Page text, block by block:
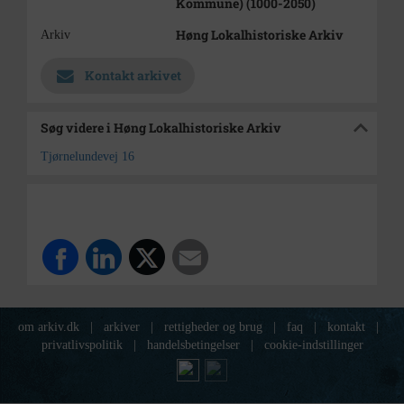
Arkiv Høng Lokalhistoriske Arkiv
Kontakt arkivet
Søg videre i Høng Lokalhistoriske Arkiv
Tjørnelundevej 16
om arkiv.dk arkiver rettigheder og brug faq kontakt
privatlivspolitik
handelsbetingelser cookie-indstillinger